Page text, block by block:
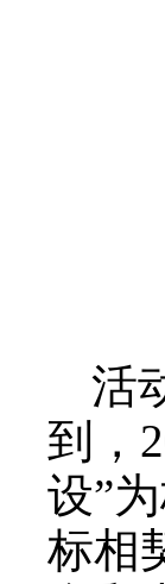
活
到，
设”
标相